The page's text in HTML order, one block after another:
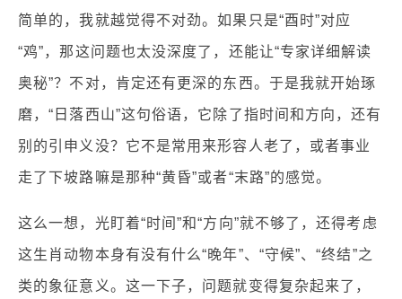
简单的，我就越觉得不对劲。如果只是“酉时”对应
“鸡”，那这问题也太没深度了，还能让“专家详细解读
奥秘”？不对，肯定还有更深的东西。于是我就开始琢
磨，“日落西山”这句俗语，它除了指时间和方向，还有
别的引申义没？它不是常用来形容人老了，或者事业
走了下坡路嘛是那种“黄昏”或者“末路”的感觉。
这么一想，光盯着“时间”和“方向”就不够了，还得考虑
这生肖动物本身有没有什么“晚年”、“守候”、“终结”之
类的象征意义。这一下子，问题就变得复杂起来了，